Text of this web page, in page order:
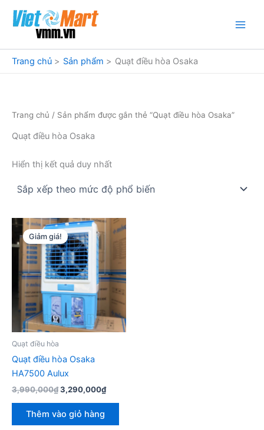
dung
Trang chủ
Sản phẩm Quạt điều hòa Osaka
Trang chủ / Sản phẩm được gắn thẻ “Quạt điều hòa Osaka”
Quạt điều hòa Osaka
Hiển thị kết quả duy nhất
Giảm giá!
Quạt điều hòa
Quạt điều hòa Osaka
HA7500 Aulux
3,990,000₫Giá
3,990,000₫.
3,290,000₫Giá
Thêm vào giỏ hàng